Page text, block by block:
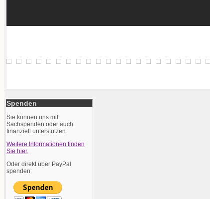
Spenden
Sie können uns mit
Sachspenden oder auch
finanziell unterstützen.
Weitere Informationen finden
Sie hier.
Oder direkt über PayPal
spenden: